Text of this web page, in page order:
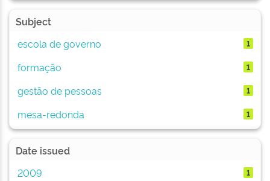
Subject
escola de governo
1
formação 1
gestão de pessoas 1
mesa-redonda 1
Date issued
2009
1